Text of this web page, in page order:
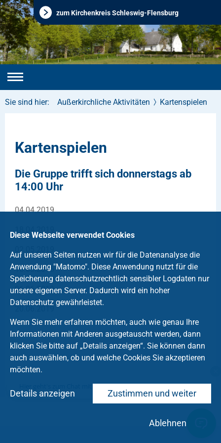
zum Kirchenkreis Schleswig-Flensburg
Ehemalige Ev.-Luth. Kirchengemeinde Medelby
Sie sind hier: Außerkirchliche Aktivitäten Kartenspielen
Kartenspielen
Die Gruppe trifft sich donnerstags ab
14:00 Uhr
04.04.2019
18.04.2019
02.05.2019
16.05.2016
06.06.2019
Diese Webseite verwendet Cookies
Auf unseren Seiten nutzen wir für die Datenanalyse die
Anwendung "Matomo". Diese Anwendung nutzt für die
Speicherung datenschutzrechtlich sensibler Logdaten nur
unsere eigenen Server. Dadurch wird ein hoher
Datenschutz gewährleistet.
Wenn Sie mehr erfahren möchten, auch wie genau Ihre
Informationen mit Anderen ausgetauscht werden, dann
klicken Sie bitte auf „Details anzeigen“. Sie können dann
auch auswählen, ob und welche Cookies Sie akzeptieren
möchten.
Zustimmen und weiter
Details anzeigen
Ablehnen
Hier geht's zum Chat mit dem Team des Kirchenkreises